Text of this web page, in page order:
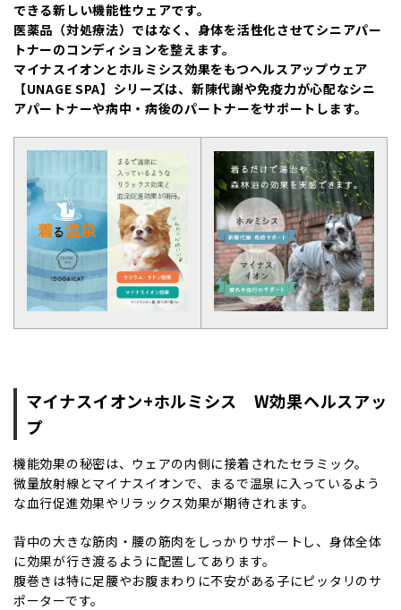
できる新しい機能性ウェアです。
医薬品（対処療法）ではなく、身体を活性化させてシニアパー
トナーのコンディションを整えます。
マイナスイオンとホルミシス効果をもつヘルスアップウェア
【UNAGE SPA】シリーズは、新陳代謝や免疫力が心配なシニ
アパートナーや病中・病後のパートナーをサポートします。
マイナスイオン+ホルミシス W効果ヘルスアッ
プ
機能効果の秘密は、ウェアの内側に接着されたセラミック。
微量放射線とマイナスイオンで、まるで温泉に入っているよう
な血行促進効果やリラックス効果が期待されます。
背中の大きな筋肉・腰の筋肉をしっかりサポートし、身体全体
に効果が行き渡るように配置してあります。
腹巻きは特に足腰やお腹まわりに不安がある子にピッタリのサ
ポーターです。